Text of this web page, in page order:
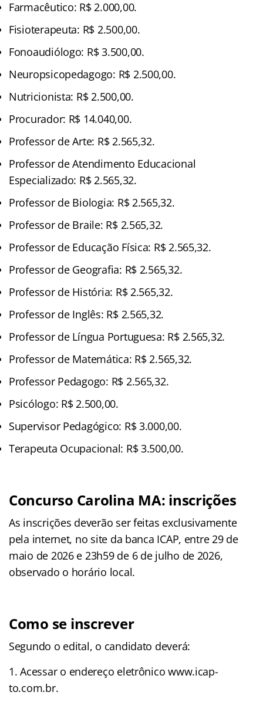
Farmacêutico: R$ 2.000,00.
Fisioterapeuta: R$ 2.500,00.
Fonoaudiólogo: R$ 3.500,00.
Neuropsicopedagogo: R$ 2.500,00.
Nutricionista: R$ 2.500,00.
Procurador: R$ 14.040,00.
Professor de Arte: R$ 2.565,32.
Professor de Atendimento Educacional
Especializado: R$ 2.565,32.
Professor de Biologia: R$ 2.565,32.
Professor de Braile: R$ 2.565,32.
Professor de Educação Física: R$ 2.565,32.
Professor de Geografia: R$ 2.565,32.
Professor de História: R$ 2.565,32.
Professor de Inglês: R$ 2.565,32.
Professor de Língua Portuguesa: R$ 2.565,32.
Professor de Matemática: R$ 2.565,32.
Professor Pedagogo: R$ 2.565,32.
Psicólogo: R$ 2.500,00.
Supervisor Pedagógico: R$ 3.000,00.
Terapeuta Ocupacional: R$ 3.500,00.
Concurso Carolina MA: inscrições
As inscrições deverão ser feitas exclusivamente
pela internet, no site da banca ICAP, entre 29 de
maio de 2026 e 23h59 de 6 de julho de 2026,
observado o horário local.
Como se inscrever
Segundo o edital, o candidato deverá:
Acessar o endereço eletrônico www.icap-
to.com.br.